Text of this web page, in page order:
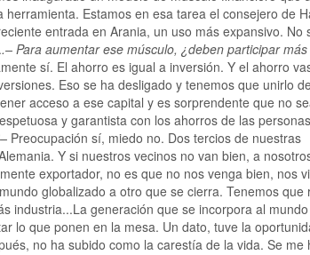
Estamos en esa tarea el consejero de
entrada en Arania, un uso más expansivo. No
.– Para aumentar ese músculo, ¿deben participar más
sí. El ahorro es igual a inversión. Y el ahorro
Eso se ha desligado y tenemos que unirlo
acceso a ese capital y es sorprendente que no
y garantista con los ahorros de las
Preocupación sí, miedo no. Dos tercios de nuestras
Y si nuestros vecinos no van bien, a
exportador, no es que no nos venga bien, nos
globalizado a otro que se cierra. Tenemos que
industria...La generación que se incorpora al
lo que ponen en la mesa. Un dato, tuve la
no ha subido como la carestía de la vida. Se me